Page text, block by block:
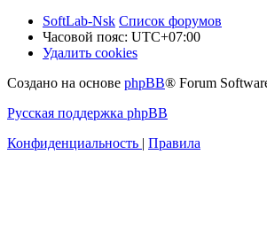
SoftLab-Nsk Список форумов
Часовой пояс: UTC+07:00
Удалить cookies
Создано на основе phpBB® Forum
Русская поддержка phpBB
Конфиденциальность | Правила